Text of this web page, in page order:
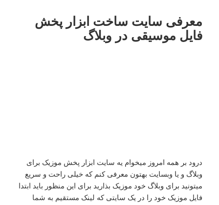
معرفی سایت ساخت ابزار پخش
فایل موسیقی در وبلاگ
درود بر همه امروز میخوام یه سایت ابزار پخش موزیک برای
وبلاگ و یا وبسایت بهتون معرفی کنم که خیلی راحت و سریع
میتونید برای وبلاگ خود موزیک بذارید برای این منظور باید ابتدا
فایل موزیک خود را در یک سایتی که لینک مستقیم به شما